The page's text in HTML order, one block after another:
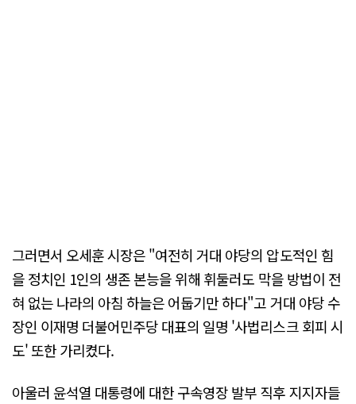
그러면서 오세훈 시장은 "여전히 거대 야당의 압도적인 힘
을 정치인 1인의 생존 본능을 위해 휘둘러도 막을 방법이 전
혀 없는 나라의 아침 하늘은 어둡기만 하다"고 거대 야당 수
장인 이재명 더불어민주당 대표의 일명 '사법리스크 회피 시
도' 또한 가리켰다.
아울러 윤석열 대통령에 대한 구속영장 발부 직후 지지자들